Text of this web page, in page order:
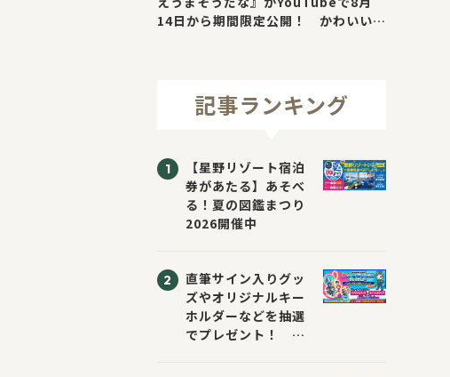
14日から期間限定公開！ かわいい＆
記事ランキング
【星野リゾート宿泊
券があたる】あそべ
る！夏の図鑑まつり
2026開催中
直筆サイン入りグッ
ズやオリジナルキー
ホルダーなどを抽選
でプレゼント！